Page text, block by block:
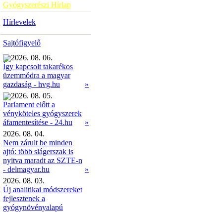
Gyógyszerészi Hírlap
Hírlevelek
Sajtófigyelő
2026. 08. 06.
Így kapcsolt takarékos
üzemmódra a magyar
gazdaság - hvg.hu
»
2026. 08. 05.
Parlament előtt a
vényköteles gyógyszerek
áfamentesítése - 24.hu
»
2026. 08. 04.
Nem zárult be minden
ajtó: több slágerszak is
nyitva maradt az SZTE-n
- delmagyar.hu
»
2026. 08. 03.
Új analitikai módszereket
fejlesztenek a
gyógynövényalapú